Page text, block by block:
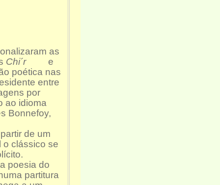
as
Chi´r e
poética nas
entre
por
ao idioma
Bonnefoy,
de um
o clássico se
poesia do
partitura